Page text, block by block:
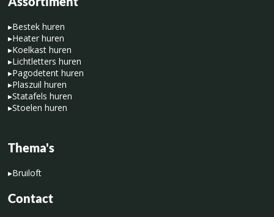
▸Bestek huren
▸Heater huren
▸Koelkast huren
▸Lichtletters huren
▸Pagodetent huren
▸Plaszuil huren
▸Statafels huren
▸Stoelen huren
Thema's
▸Bruiloft
Contact